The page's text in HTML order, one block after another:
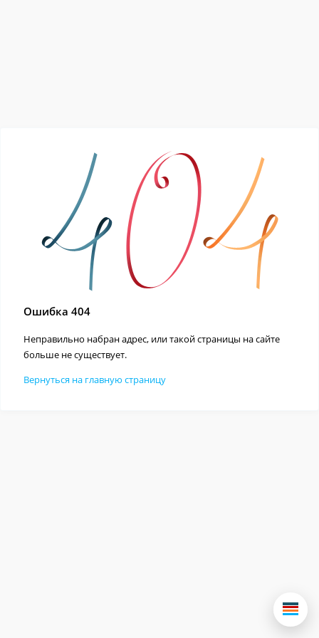
Ошибка 404
Неправильно набран адрес, или такой страницы на сайте
больше не существует.
Вернуться на главную страницу